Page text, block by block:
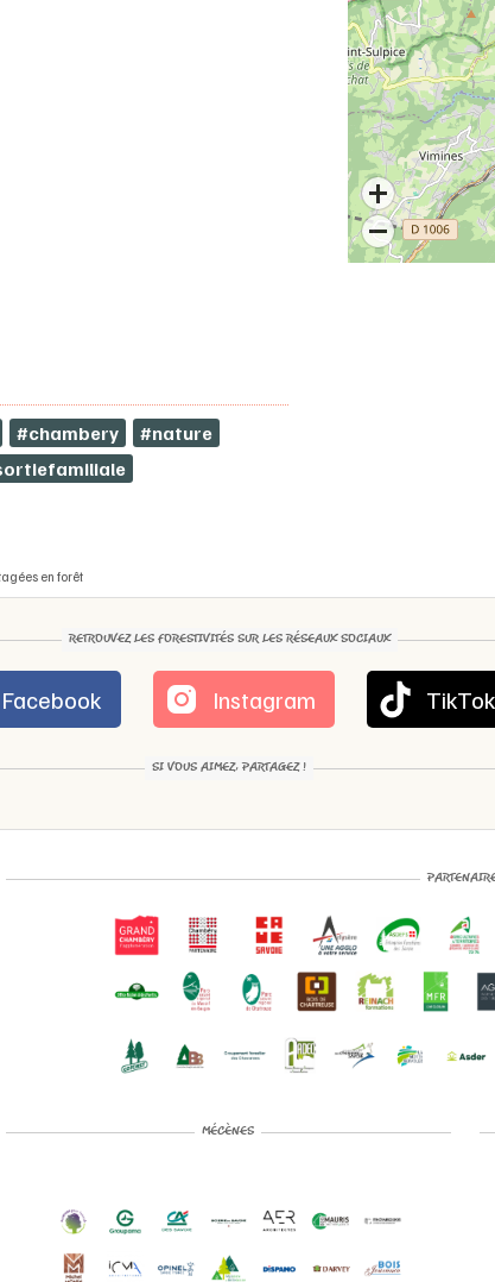
#chambery
#nature
en forêt
RETROUVEZ LES FORESTIVITÉS SUR LES RÉSEAUX SOCIAUX
Facebook Instagram TikTok
SI VOUS AIMEZ, PARTAGEZ !
MÉCÈNES